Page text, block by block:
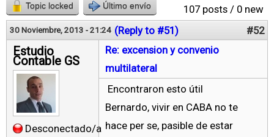
107 posts / 0 new
Topic locked Último envío
30 Noviembre, 2013 - 21:24 (Reply to #51) #52
Estudio
Contable GS
Desconectado/a
Re: excension y convenio
multilateral
Encontraron esto útil
Bernardo, vivir en CABA no te
hace per se, pasible de estar